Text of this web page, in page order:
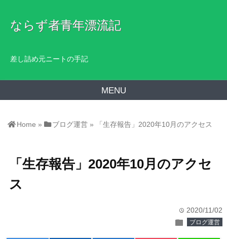
ならず者青年漂流記
差し詰め元ニートの手記
MENU
Home » ブログ運営 » 「生存報告」2020年10月のアクセス
「生存報告」2020年10月のアクセ
ス
time 2020/11/02
folder ブログ運営